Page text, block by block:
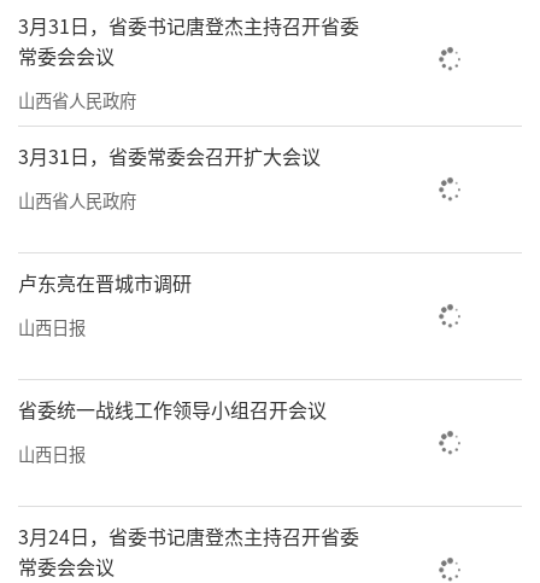
3月31日，省委书记唐登杰主持召开省委
常委会会议
山西省人民政府
3月31日，省委常委会召开扩大会议
山西省人民政府
卢东亮在晋城市调研
山西日报
省委统一战线工作领导小组召开会议
山西日报
3月24日，省委书记唐登杰主持召开省委
常委会会议